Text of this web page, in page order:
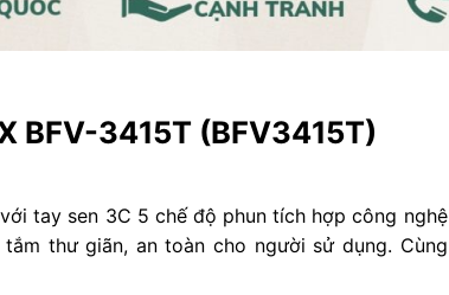
BFV-3415T (BFV3415T)
tay sen 3C 5 chế độ phun tích hợp công nghệ
thư giãn, an toàn cho người sử dụng. Cùng